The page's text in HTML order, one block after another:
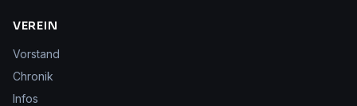
VEREIN
Vorstand
Chronik
Infos